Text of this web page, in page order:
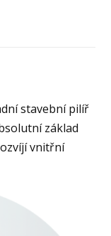
stavební pilíř
základ
vnitřní